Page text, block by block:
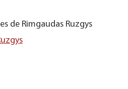
de Rimgaudas Ruzgys